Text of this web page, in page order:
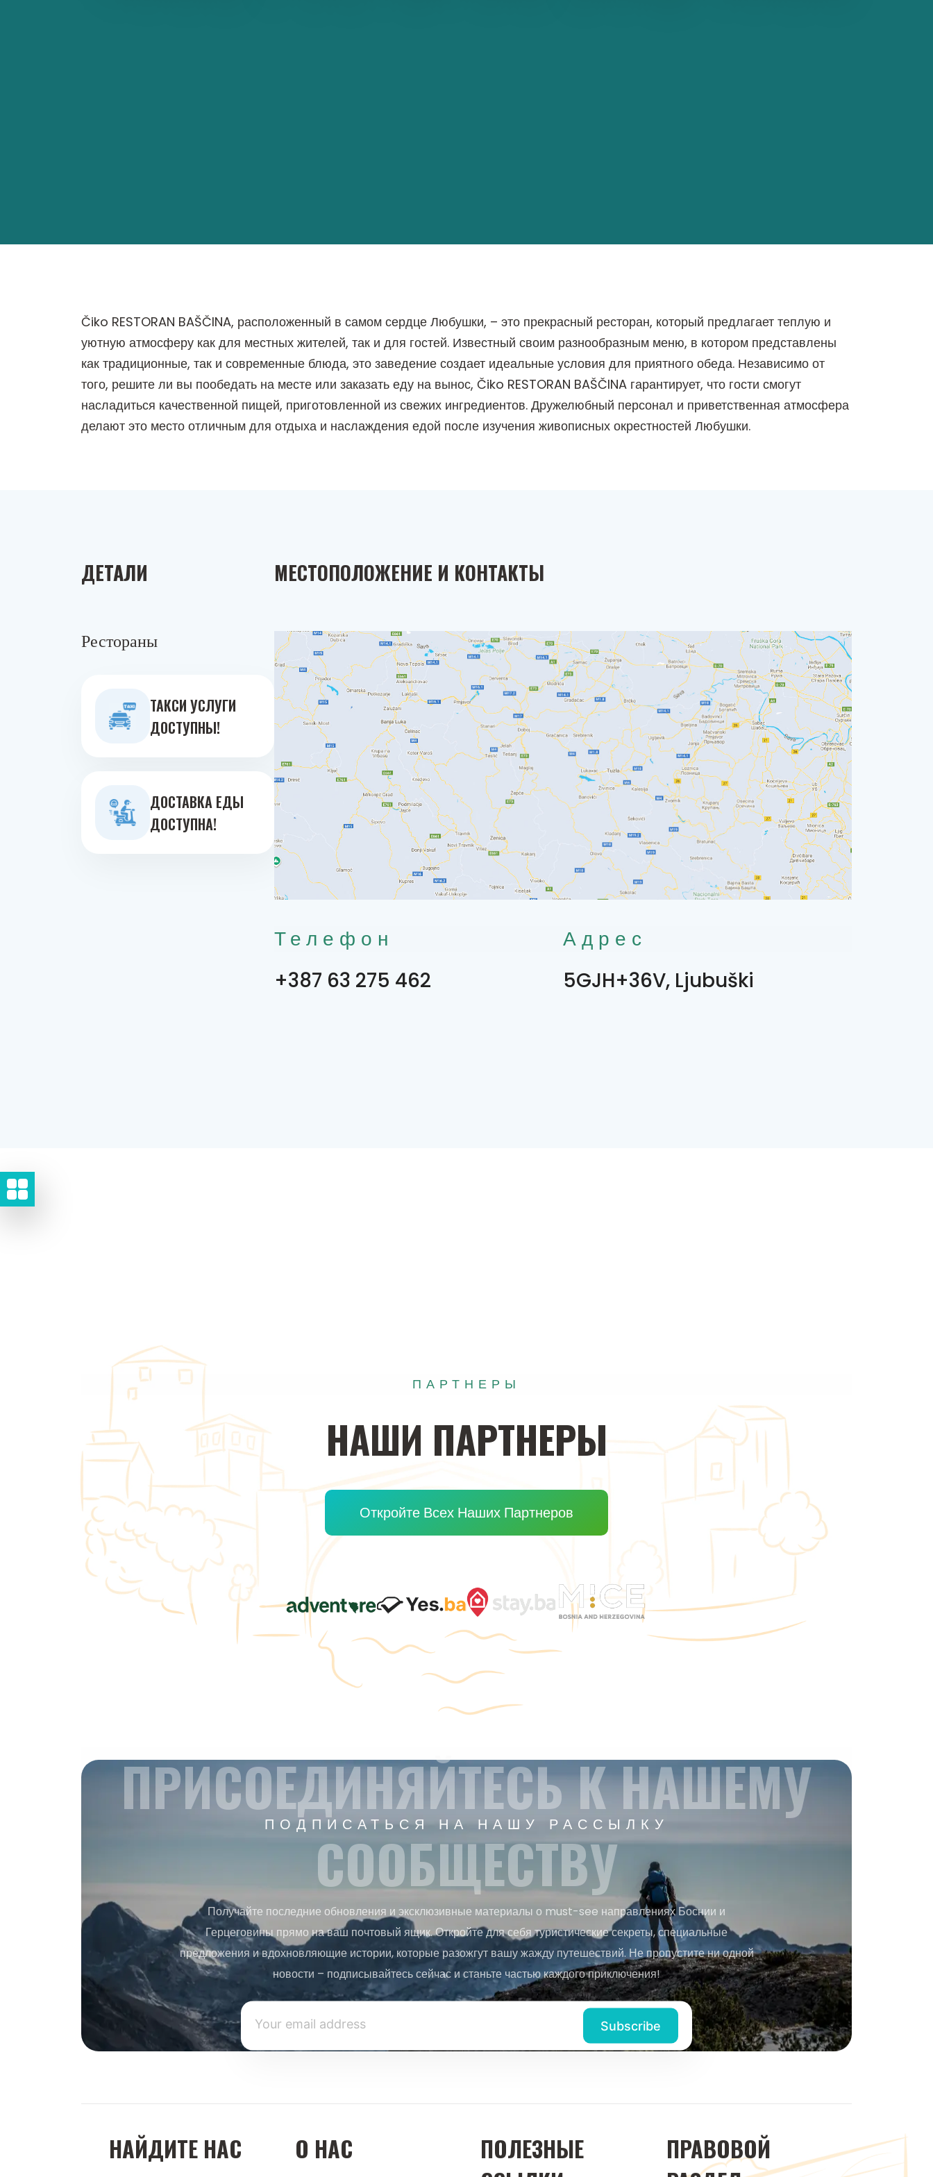
Čiko RESTORAN BAŠČINA, расположенный в самом сердце Любушки, – это прекрасный ресторан, который предлагает теплую и
уютную атмосферу как для местных жителей, так и для гостей. Известный своим разнообразным меню, в котором представлены
как традиционные, так и современные блюда, это заведение создает идеальные условия для приятного обеда. Независимо от
того, решите ли вы пообедать на месте или заказать еду на вынос, Čiko RESTORAN BAŠČINA гарантирует, что гости смогут
насладиться качественной пищей, приготовленной из свежих ингредиентов. Дружелюбный персонал и приветственная атмосфера
делают это место отличным для отдыха и наслаждения едой после изучения живописных окрестностей Любушки.
ДЕТАЛИ
Рестораны
ТАКСИ УСЛУГИ
ДОСТУПНЫ!
ДОСТАВКА ЕДЫ
ДОСТУПНА!
МЕСТОПОЛОЖЕНИЕ И КОНТАКТЫ
Телефон
+387 63 275 462
Адрес
5GJH+36V, Ljubuški
ПАРТНЕРЫ
НАШИ ПАРТНЕРЫ
Откройте Всех Наших Партнеров
ПОДПИСАТЬСЯ НА НАШУ РАССЫЛКУ
ПРИСОЕДИНЯЙТЕСЬ К НАШЕМУ
СООБЩЕСТВУ
Получайте последние обновления и эксклюзивные материалы о must-see направлениях Боснии и
Герцеговины прямо на ваш почтовый ящик. Откройте для себя туристические секреты, специальные
предложения и вдохновляющие истории, которые разожгут вашу жажду путешествий. Не пропустите ни одной
новости – подписывайтесь сейчас и станьте частью каждого приключения!
НАЙДИТЕ НАС О НАС
ПОЛЕЗНЫЕ
ПРАВОВОЙ